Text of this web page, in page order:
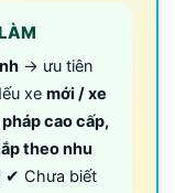
→ ưu tiên
xe mới / xe
cao cấp,
theo nhu
✔ Chưa biết